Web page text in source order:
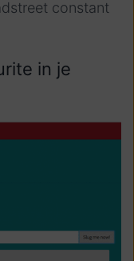
constant
in je